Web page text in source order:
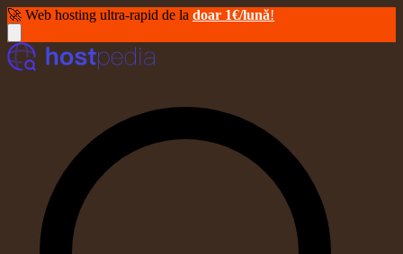
🚀 Web hosting ultra-rapid de la doar 1€/lună!